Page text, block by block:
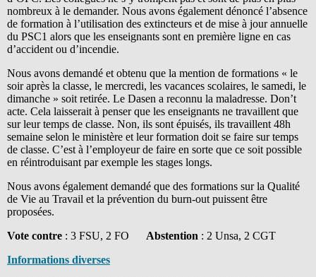
nombreux à le demander. Nous avons également dénoncé l’absence
de formation à l’utilisation des extincteurs et de mise à jour annuelle
du PSC1 alors que les enseignants sont en première ligne en cas
d’accident ou d’incendie.
Nous avons demandé et obtenu que la mention de formations « le
soir après la classe, le mercredi, les vacances scolaires, le samedi, le
dimanche » soit retirée. Le Dasen a reconnu la maladresse. Don’t
acte. Cela laisserait à penser que les enseignants ne travaillent que
sur leur temps de classe. Non, ils sont épuisés, ils travaillent 48h
semaine selon le ministère et leur formation doit se faire sur temps
de classe. C’est à l’employeur de faire en sorte que ce soit possible
en réintroduisant par exemple les stages longs.
Nous avons également demandé que des formations sur la Qualité
de Vie au Travail et la prévention du burn-out puissent être
proposées.
Vote contre : 3 FSU, 2 FO Abstention : 2 Unsa, 2 CGT
Informations diverses